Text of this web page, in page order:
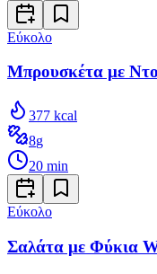
Εύκολο
Μπρουσκέτα με
377 kcal
8g
20 min
Εύκολο
Σαλάτα με Φύκια